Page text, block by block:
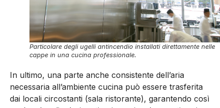
Particolare degli ugelli antincendio installati direttamente nelle
cappe in una cucina professionale.
In ultimo, una parte anche consistente dell’aria
necessaria all’ambiente cucina può essere trasferita
dai locali circostanti (sala ristorante), garantendo così